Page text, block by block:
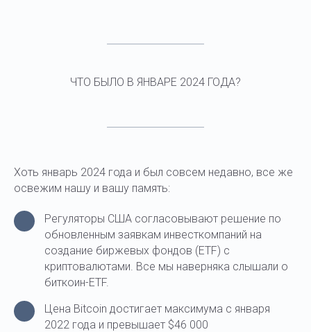
ЧТО БЫЛО В ЯНВАРЕ 2024 ГОДА?
Хоть январь 2024 года и был совсем недавно, все же
освежим нашу и вашу память:
Регуляторы США согласовывают решение по
обновленным заявкам инвесткомпаний на
создание биржевых фондов (ETF) с
криптовалютами. Все мы наверняка слышали о
биткоин-ETF.
Цена Bitcoin достигает максимума с января
2022 года и превышает $46 000